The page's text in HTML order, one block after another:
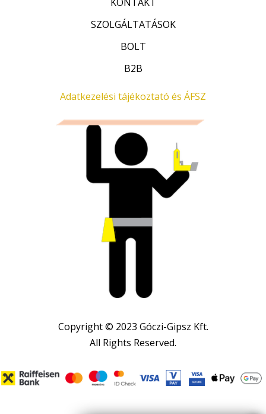
SZOLGÁLTATÁSOK
BOLT
B2B
Adatkezelési tájékoztató és ÁFSZ
Copyright © 2023 Góczi-Gipsz Kft.
All Rights Reserved.